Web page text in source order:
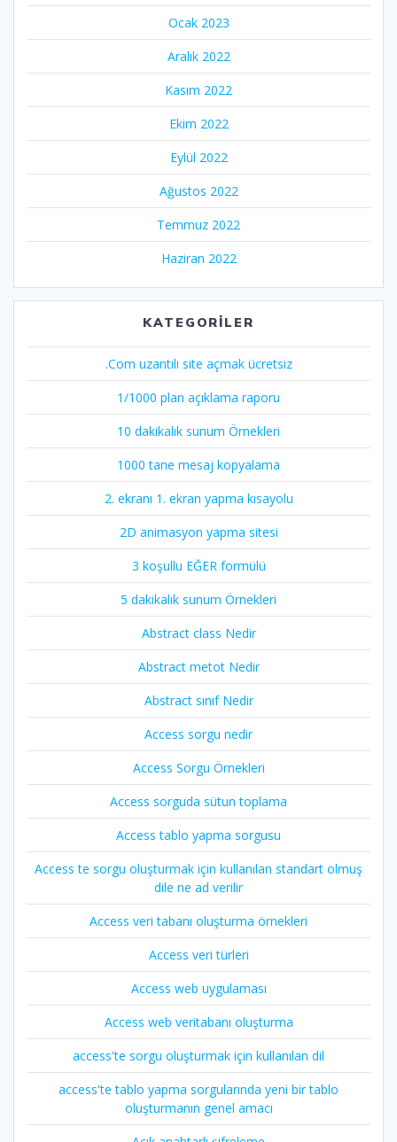
Ocak 2023
Aralık 2022
Kasım 2022
Ekim 2022
Eylül 2022
Ağustos 2022
Temmuz 2022
Haziran 2022
KATEGORILER
.Com uzantılı site açmak ücretsiz
1/1000 plan açıklama raporu
10 dakikalık sunum Örnekleri
1000 tane mesaj kopyalama
2. ekranı 1. ekran yapma kısayolu
2D animasyon yapma sitesi
3 koşullu EĞER formülü
5 dakikalık sunum Örnekleri
Abstract class Nedir
Abstract metot Nedir
Abstract sınıf Nedir
Access sorgu nedir
Access Sorgu Örnekleri
Access sorguda sütun toplama
Access tablo yapma sorgusu
Access te sorgu oluşturmak için kullanılan standart olmuş
dile ne ad verilir
Access veri tabanı oluşturma örnekleri
Access veri türleri
Access web uygulaması
Access web veritabanı oluşturma
access'te sorgu oluşturmak için kullanılan dil
access'te tablo yapma sorgularında yeni bir tablo
oluşturmanın genel amacı